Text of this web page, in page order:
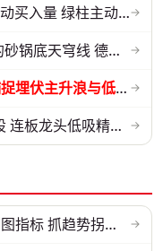
主力量能副图+选股 红柱当天主动买入量 绿柱主动卖出量→
【银行提款机】主图指标 真正的砂锅底天穹线 德某通要价10万的主图核心... →
金钻指标【低吸连板前】专注捕捉埋伏主升浪与低吸连板节点 信号全天锁定... →
通达信【底定三秦】主副图/选股 连板龙头低吸精准量化 出票少而精 五年... →
源于某音直播间【四维共振】副图指标 抓趋势拐点，多维信号过滤假突破！... →